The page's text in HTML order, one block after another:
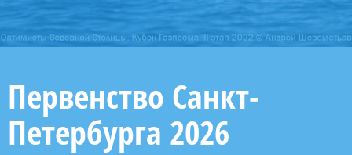
Первенство Санкт-
Петербурга 2026